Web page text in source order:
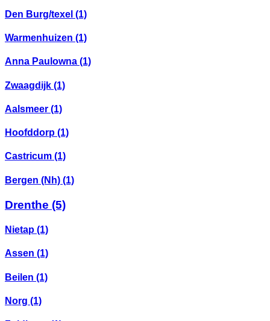
Den Burg/texel (1)
Warmenhuizen (1)
Anna Paulowna (1)
Zwaagdijk (1)
Aalsmeer (1)
Hoofddorp (1)
Castricum (1)
Bergen (Nh) (1)
Drenthe (5)
Nietap (1)
Assen (1)
Beilen (1)
Norg (1)